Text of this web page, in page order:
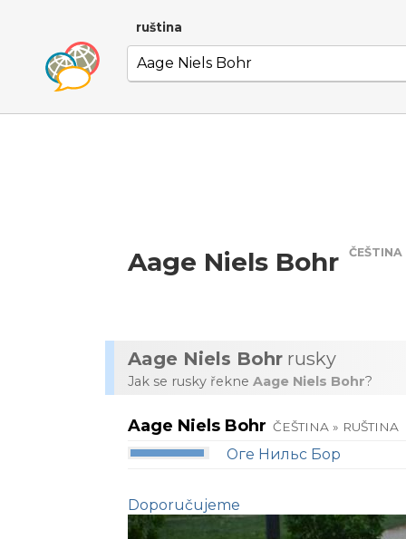
ruština
Aage Niels Bohr ČEŠTINA
Aage Niels Bohr rusky
Jak se rusky řekne Aage Niels Bohr?
Aage Niels Bohr ČEŠTINA » RUŠTINA
Оге Нильс Бор
Doporučujeme